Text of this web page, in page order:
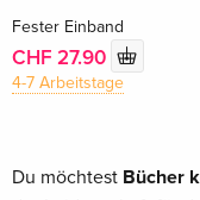
Fester Einband
CHF 27.90
4-7 Arbeitstage
Du möchtest Bücher